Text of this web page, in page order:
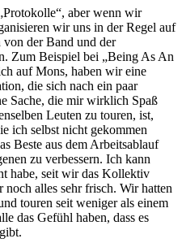
aber wenn wir
wir uns in der Regel auf
von der Band und der
Zum Beispiel bei „Being As An
auf Mons, haben wir eine
die sich nach ein paar
Sache, die mir wirklich Spaß
Leuten zu touren, ist,
ich selbst nicht gekommen
Beste aus dem Arbeitsablauf
zu verbessern. Ich kann
habe, seit wir das Kollektiv
noch alles sehr frisch. Wir hatten
touren seit weniger als einem
das Gefühl haben, dass es